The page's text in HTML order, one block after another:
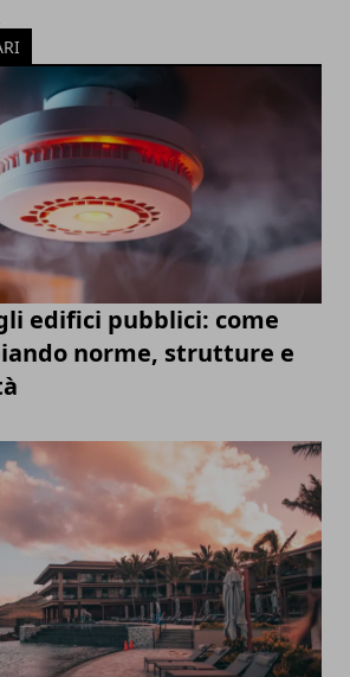
edifici pubblici: come
norme, strutture e